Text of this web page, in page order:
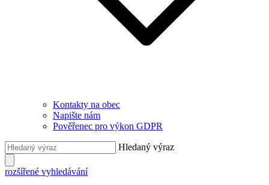
Kontakty na obec
Napište nám
Pověřenec pro výkon GDPR
Hledaný výraz
rozšířené vyhledávání